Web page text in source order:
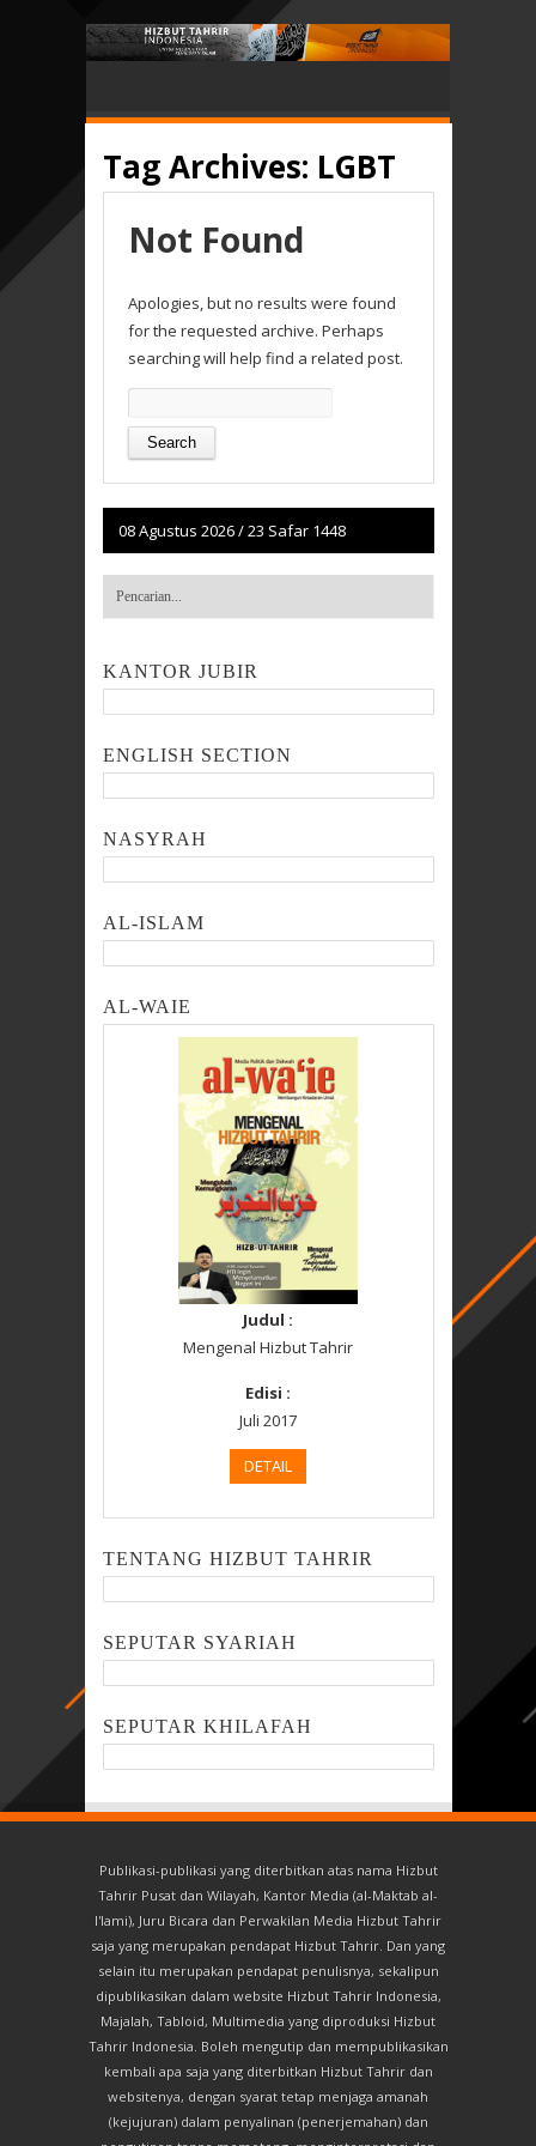
Tag Archives: LGBT
Not Found
Apologies, but no results were found
for the requested archive. Perhaps
searching will help find a related post.
for:
08 Agustus 2026/23 Safar 1448
KANTOR JUBIR
ENGLISH SECTION
NASYRAH
AL-ISLAM
AL-WAIE
Judul :
Mengenal Hizbut Tahrir
Edisi :
Juli 2017
DETAIL
TENTANG HIZBUT TAHRIR
SEPUTAR SYARIAH
SEPUTAR KHILAFAH
Publikasi-publikasi yang diterbitkan atas nama Hizbut
Tahrir Pusat dan Wilayah, Kantor Media (al-Maktab al-
I'lami), Juru Bicara dan Perwakilan Media Hizbut Tahrir
saja yang merupakan pendapat Hizbut Tahrir. Dan yang
selain itu merupakan pendapat penulisnya, sekalipun
dipublikasikan dalam website Hizbut Tahrir Indonesia,
Majalah, Tabloid, Multimedia yang diproduksi Hizbut
Tahrir Indonesia. Boleh mengutip dan mempublikasikan
kembali apa saja yang diterbitkan Hizbut Tahrir dan
websitenya, dengan syarat tetap menjaga amanah
(kejujuran) dalam penyalinan (penerjemahan) dan